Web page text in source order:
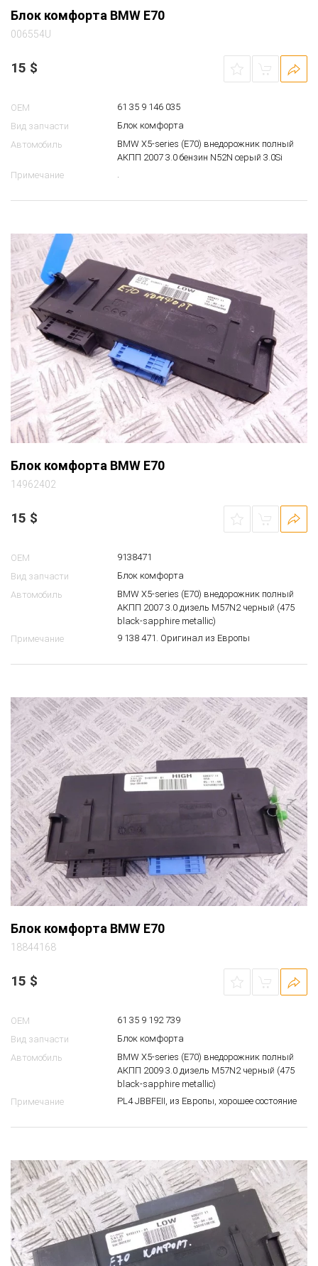
Блок комфорта BMW E70
006554U
15 $
OEM
61 35 9 146 035
Вид запчасти
Блок комфорта
Автомобиль
BMW X5-series (E70) внедорожник полный
АКПП 2007 3.0 бензин N52N серый 3.0Si
Примечание
Блок комфорта BMW E70
14962402
15 $
OEM
9138471
Вид запчасти
Блок комфорта
Автомобиль
BMW X5-series (E70) внедорожник полный
АКПП 2007 3.0 дизель M57N2 черный (475
black-sapphire metallic)
Примечание
9 138 471. Оригинал из Европы
Блок комфорта BMW E70
18844168
15 $
OEM
61 35 9 192 739
Вид запчасти
Блок комфорта
Автомобиль
BMW X5-series (E70) внедорожник полный
АКПП 2009 3.0 дизель M57N2 черный (475
black-sapphire metallic)
Примечание
PL4 JBBFEII, из Европы, хорошее состояние